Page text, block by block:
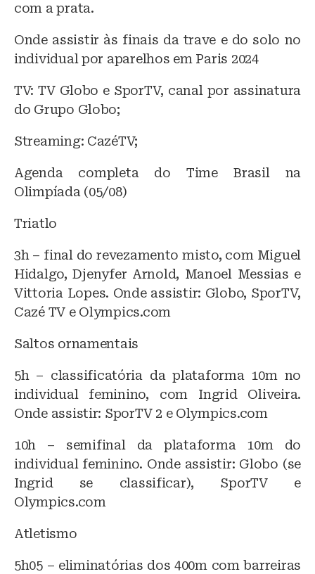
com a prata.
Onde assistir às finais da trave e do solo no
individual por aparelhos em Paris 2024
TV: TV Globo e SporTV, canal por assinatura
do Grupo Globo;
Streaming: CazéTV;
Agenda completa do Time Brasil na
Olimpíada (05/08)
Triatlo
3h – final do revezamento misto, com Miguel
Hidalgo, Djenyfer Arnold, Manoel Messias e
Vittoria Lopes. Onde assistir: Globo, SporTV,
Cazé TV e Olympics.com
Saltos ornamentais
5h – classificatória da plataforma 10m no
individual feminino, com Ingrid Oliveira.
Onde assistir: SporTV 2 e Olympics.com
10h – semifinal da plataforma 10m do
individual feminino. Onde assistir: Globo (se
Ingrid se classificar), SporTV e
Olympics.com
Atletismo
5h05 – eliminatórias dos 400m com barreiras